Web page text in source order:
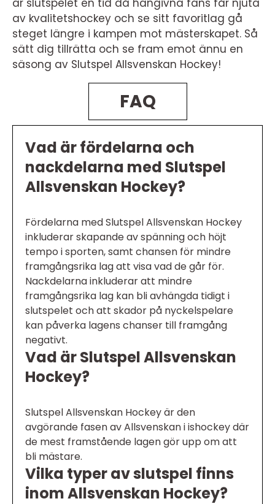
av kvalitetshockey och se sitt favoritlag gå
steget längre i kampen mot mästerskapet. Så
sätt dig tillrätta och se fram emot ännu en
säsong av Slutspel Allsvenskan Hockey!
FAQ
Vad är fördelarna och
nackdelarna med Slutspel
Allsvenskan Hockey?
Fördelarna med Slutspel Allsvenskan Hockey
inkluderar skapande av spänning och höjt
tempo i sporten, samt chansen för mindre
framgångsrika lag att visa vad de går för.
Nackdelarna inkluderar att mindre
framgångsrika lag kan bli avhängda tidigt i
slutspelet och att skador på nyckelspelare
kan påverka lagens chanser till framgång
negativt.
Vad är Slutspel Allsvenskan
Hockey?
Slutspel Allsvenskan Hockey är den
avgörande fasen av Allsvenskan i ishockey där
de mest framstående lagen gör upp om att
bli mästare.
Vilka typer av slutspel finns
inom Allsvenskan Hockey?